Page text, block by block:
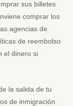
sus billetes
comprar los
agencias de
de reembolso
el dinero si
la salida de tu
de inmigración